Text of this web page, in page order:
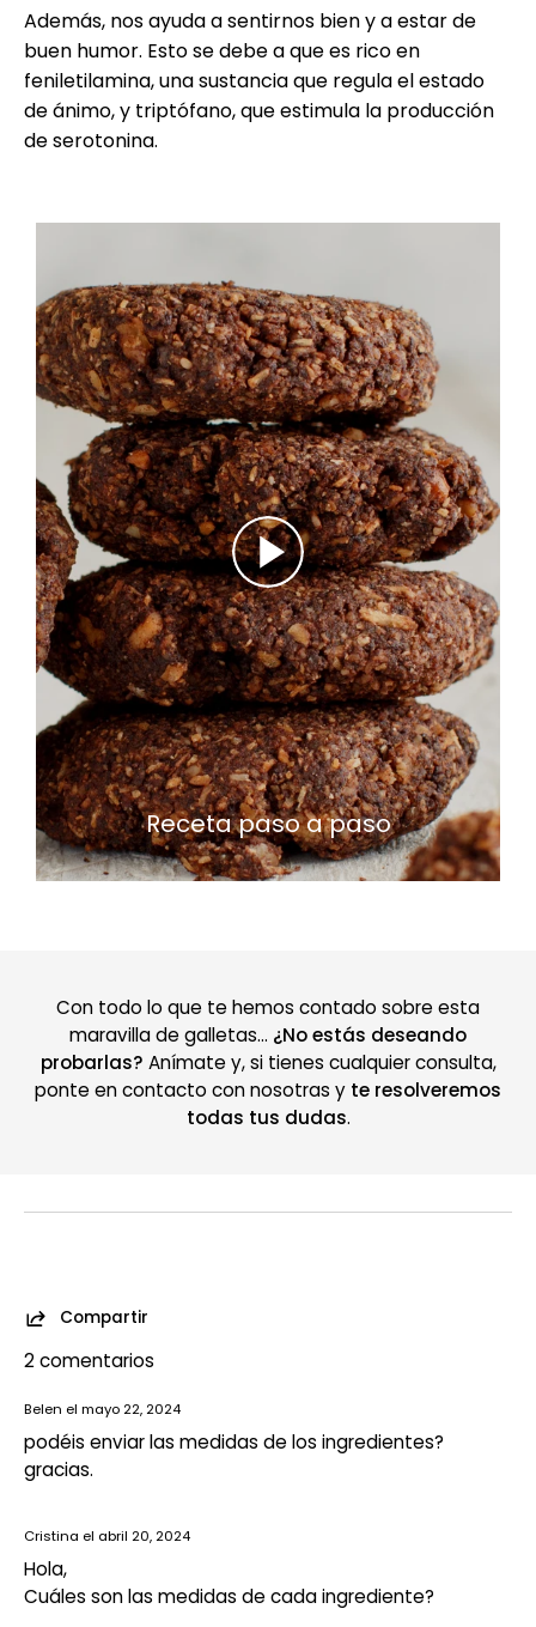
Además, nos ayuda a sentirnos bien y a estar de
buen humor. Esto se debe a que es rico en
feniletilamina, una sustancia que regula el estado
de ánimo, y triptófano, que estimula la producción
de serotonina.
Receta paso a paso
Con todo lo que te hemos contado sobre esta
maravilla de galletas… ¿No estás deseando
probarlas? Anímate y, si tienes cualquier consulta,
ponte en contacto con nosotras y te resolveremos
todas tus dudas.
Compartir
2 comentarios
Belen el mayo 22, 2024
podéis enviar las medidas de los ingredientes?
gracias.
Cristina el abril 20, 2024
Hola,
Cuáles son las medidas de cada ingrediente?